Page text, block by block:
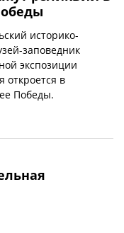
историко-
заповедник
экспозиции
откроется в
Победы.